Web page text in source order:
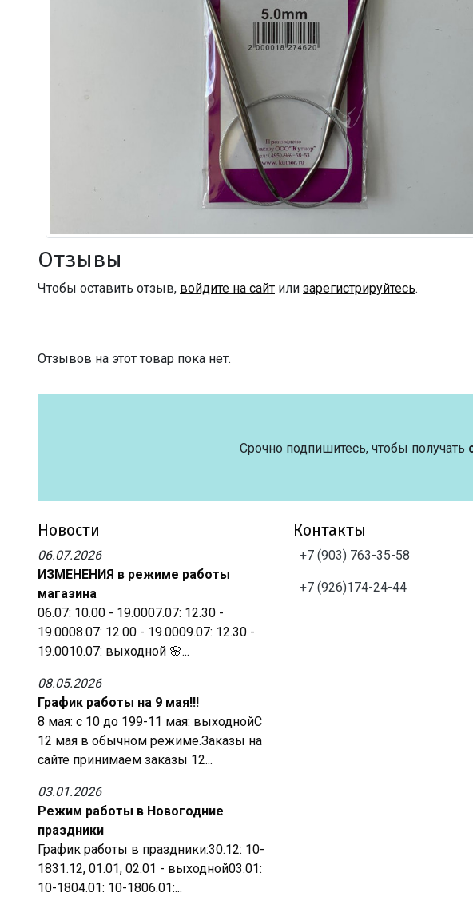
Отзывы
Чтобы оставить отзыв, войдите на сайт или зарегистрируйтесь.
Отзывов на этот товар пока нет.
Срочно подпишитесь, чтобы получать
Новости
06.07.2026
ИЗМЕНЕНИЯ в режиме работы
магазина
06.07: 10.00 - 19.0007.07: 12.30 -
19.0008.07: 12.00 - 19.0009.07: 12.30 -
19.0010.07: выходной 🌸...
08.05.2026
График работы на 9 мая!!!
8 мая: с 10 до 199-11 мая: выходнойС
12 мая в обычном режиме.Заказы на
сайте принимаем заказы 12...
03.01.2026
Режим работы в Новогодние
праздники
График работы в праздники:30.12: 10-
1831.12, 01.01, 02.01 - выходной03.01:
10-1804.01: 10-1806.01:...
Контакты
+7 (903) 763-35-58
+7 (926)174-24-44